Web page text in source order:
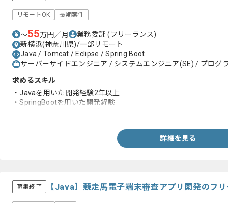
リモートOK 長期案件
〜55万円／月 業務委託(フリーランス)
新横浜(神奈川県)/一部リモート
Java / Tomcat / Eclipse / Spring Boot
サーバーサイドエンジニア / システムエンジニア(SE) / プログ
求めるスキル
・Javaを用いた開発経験2年以上
・SpringBootを用いた開発経験
詳細を見る
募集終了 【Java】競走馬電子端末審査アプリ開発のフ